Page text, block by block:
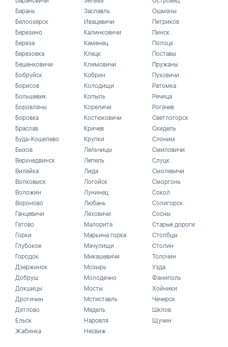
Барань
Белоозёрск
Березино
Береза
Березовка
Бешенковичи
Бобруйск
Борисов
Большевик
Боровляны
Боровка
Браслав
Буда-Кошелево
Быхов
Верхнедвинск
Вилейка
Волковыск
Воложин
Вороново
Ганцевичи
Гатово
Горки
Глубокое
Городок
Дзержинск
Добруш
Докшицы
Дрогичин
Дятлово
Ельск
Жабинка
Заславль
Ивацевичи
Калинковичи
Каменец
Клецк
Климовичи
Кобрин
Колодищи
Копыль
Кореличи
Костюковичи
Кричев
Крупки
Лельчицы
Лепель
Лида
Логойск
Лунинец
Любань
Ляховичи
Малорита
Марьина горка
Мачулищи
Микашевичи
Мозырь
Молодечно
Мосты
Мстиставль
Мядель
Наровля
Несвиж
Ошмяны
Петриков
Пинск
Полоцк
Поставы
Пружаны
Пуховичи
Ратомка
Речица
Рогачев
Светлогорск
Скидель
Слоним
Смиловичи
Слуцк
Смолевичи
Сморгонь
Сокол
Солигорск
Сосны
Старые дороги
Столбцы
Столин
Толочин
Узда
Фаниполь
Хойники
Чечерск
Шклов
Щучин